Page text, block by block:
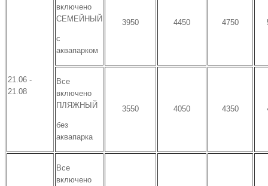
21.06 -
21.08
включено
СЕМЕЙНЫЙ
с
аквапарком
3950 4450 4750
Все
включено
ПЛЯЖНЫЙ
без
аквапарка
3550 4050 4350
Все
включено